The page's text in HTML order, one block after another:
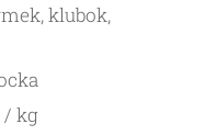
klubok,
/ kg